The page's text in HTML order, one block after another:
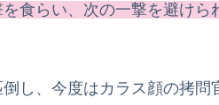
食らい、次の一撃を避けら
倒し、今度はカラス顔の拷